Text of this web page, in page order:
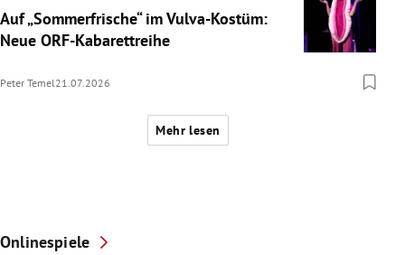
Auf „Sommerfrische“ im Vulva-Kostüm:
Neue ORF-Kabarettreihe
Peter Temel 21.07.2026
Mehr lesen
Onlinespiele